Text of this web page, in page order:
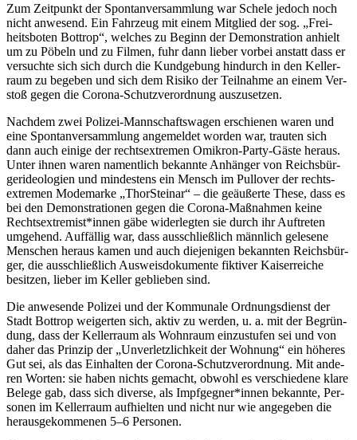
Zum Zeit­punkt der Spon­tan­ver­samm­lung war Sche­le jedoch noch
nicht anwe­send. Ein Fahr­zeug mit einem Mit­glied der sog. „Frei­
heits­bo­ten Bot­trop“, wel­ches zu Beginn der Demons­tra­ti­on anhielt
um zu Pöbeln und zu Fil­men, fuhr dann lie­ber vor­bei anstatt dass er
ver­such­te sich sich durch die Kund­ge­bung hin­durch in den Kel­ler­
raum zu bege­ben und sich dem Risi­ko der Teil­nah­me an einem Ver­
stoß gegen die Coro­na-Schutz­ver­ord­nung auszusetzen.
Nach­dem zwei Poli­zei-Mann­schafts­wa­gen erschie­nen waren und
eine Spon­tan­ver­samm­lung ange­mel­det wor­den war, trau­ten sich
dann auch eini­ge der rechts­extre­men Omi­kron-Par­ty-Gäs­te her­aus.
Unter ihnen waren nament­lich bekann­te Anhän­ger von Reichs­bür­
ge­rideo­lo­gien und min­des­tens ein Mensch im Pull­over der rechts­
extre­men Mode­mar­ke „Thor­Stei­nar“ – die geäu­ßer­te The­se, dass es
bei den Demons­tra­tio­nen gegen die Coro­na-Maß­nah­men kei­ne
Rechtsextremist*innen gäbe wider­leg­ten sie durch ihr Auf­tre­ten
umge­hend. Auf­fäl­lig war, dass aus­schließ­lich männ­lich gele­se­ne
Men­schen her­aus kamen und auch die­je­ni­gen bekann­ten Reichs­bür­
ger, die aus­schließ­lich Aus­weis­do­ku­men­te fik­ti­ver Kai­ser­rei­che
besit­zen, lie­ber im Kel­ler geblie­ben sind.
Die anwe­sen­de Poli­zei und der Kom­mu­na­le Ord­nungs­dienst der
Stadt Bot­trop wei­ger­ten sich, aktiv zu wer­den, u. a. mit der Begrün­
dung, dass der Kel­ler­raum als Wohn­raum ein­zu­stu­fen sei und von
daher das Prin­zip der „Unver­letz­lich­keit der Woh­nung“ ein höhe­res
Gut sei, als das Ein­hal­ten der Coro­na-Schutz­ver­ord­nung. Mit ande­
ren Wor­ten: sie haben nichts gemacht, obwohl es ver­schie­de­ne kla­re
Bele­ge gab, dass sich diver­se, als Impfgegner*innen bekann­te, Per­
so­nen im Kel­ler­raum auf­hiel­ten und nicht nur wie ange­ge­ben die
her­aus­ge­kom­me­nen 5–6 Personen.